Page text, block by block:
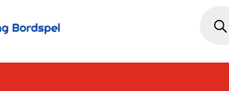
zoeken